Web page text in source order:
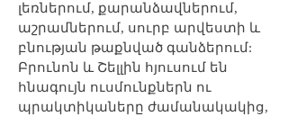
լեռներում, քարանձավներում,
աշրամներում, սուրբ արվեստի և
բնության թաքնված գանձերում:
Բրունոն և Շելլին հյուսում են
հնագույն ուսմունքներն ու
պրակտիկաները ժամանակակից,